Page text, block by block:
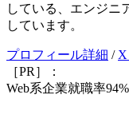
している、エンジニ
しています。
プロフィール詳細 / X
［PR］：
Web系企業就職率94%